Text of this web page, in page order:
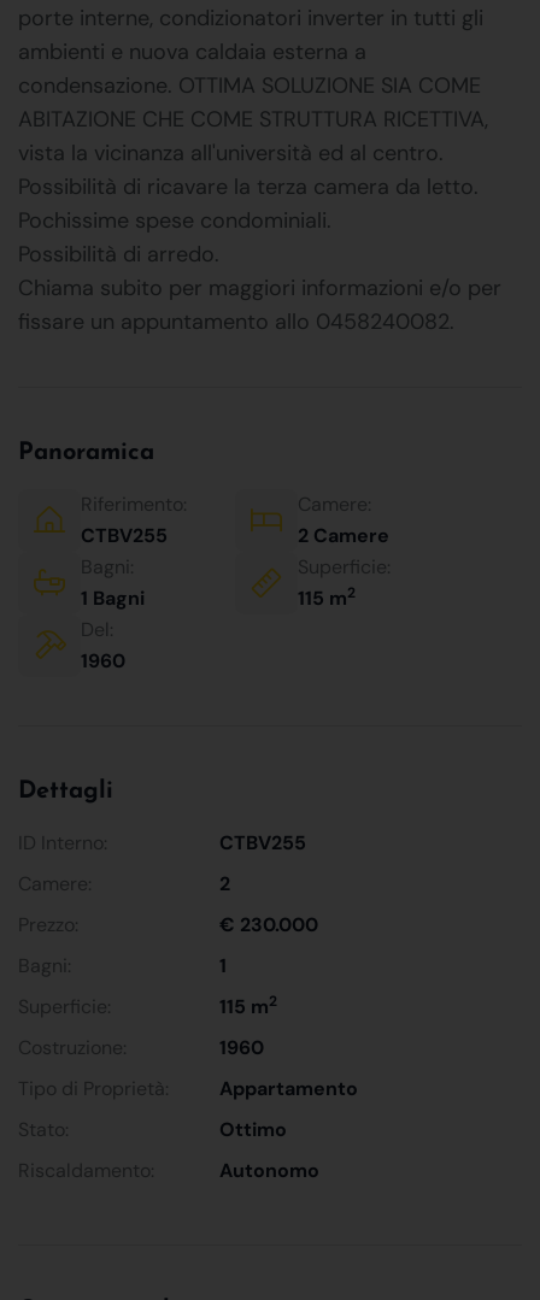
porte interne, condizionatori inverter in tutti gli
ambienti e nuova caldaia esterna a
condensazione. OTTIMA SOLUZIONE SIA COME
ABITAZIONE CHE COME STRUTTURA RICETTIVA,
vista la vicinanza all'università ed al centro.
Possibilità di ricavare la terza camera da letto.
Pochissime spese condominiali.
Possibilità di arredo.
Chiama subito per maggiori informazioni e/o per
fissare un appuntamento allo 0458240082.
Panoramica
Riferimento:
CTBV255
Camere:
2 Camere
Bagni:
1 Bagni
Superficie:
115 m2
Del:
1960
Dettagli
ID Interno:
CTBV255
Camere:
2
Prezzo:
€ 230.000
Bagni:
1
Superficie:
115 m2
Costruzione:
1960
Tipo di Proprietà:
Appartamento
Stato:
Ottimo
Riscaldamento:
Autonomo